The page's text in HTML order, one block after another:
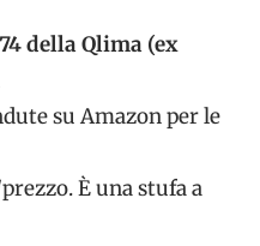
della Qlima (ex
su Amazon per le
È una stufa a